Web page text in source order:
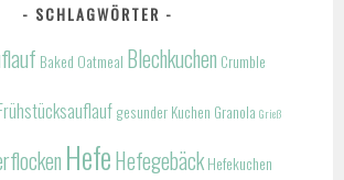
SCHLAGWÖRTER
Baked Oatmeal Blechkuchen Crumble
gesunder Kuchen Granola Grieß
HefeHefegebäck Hefekuchen